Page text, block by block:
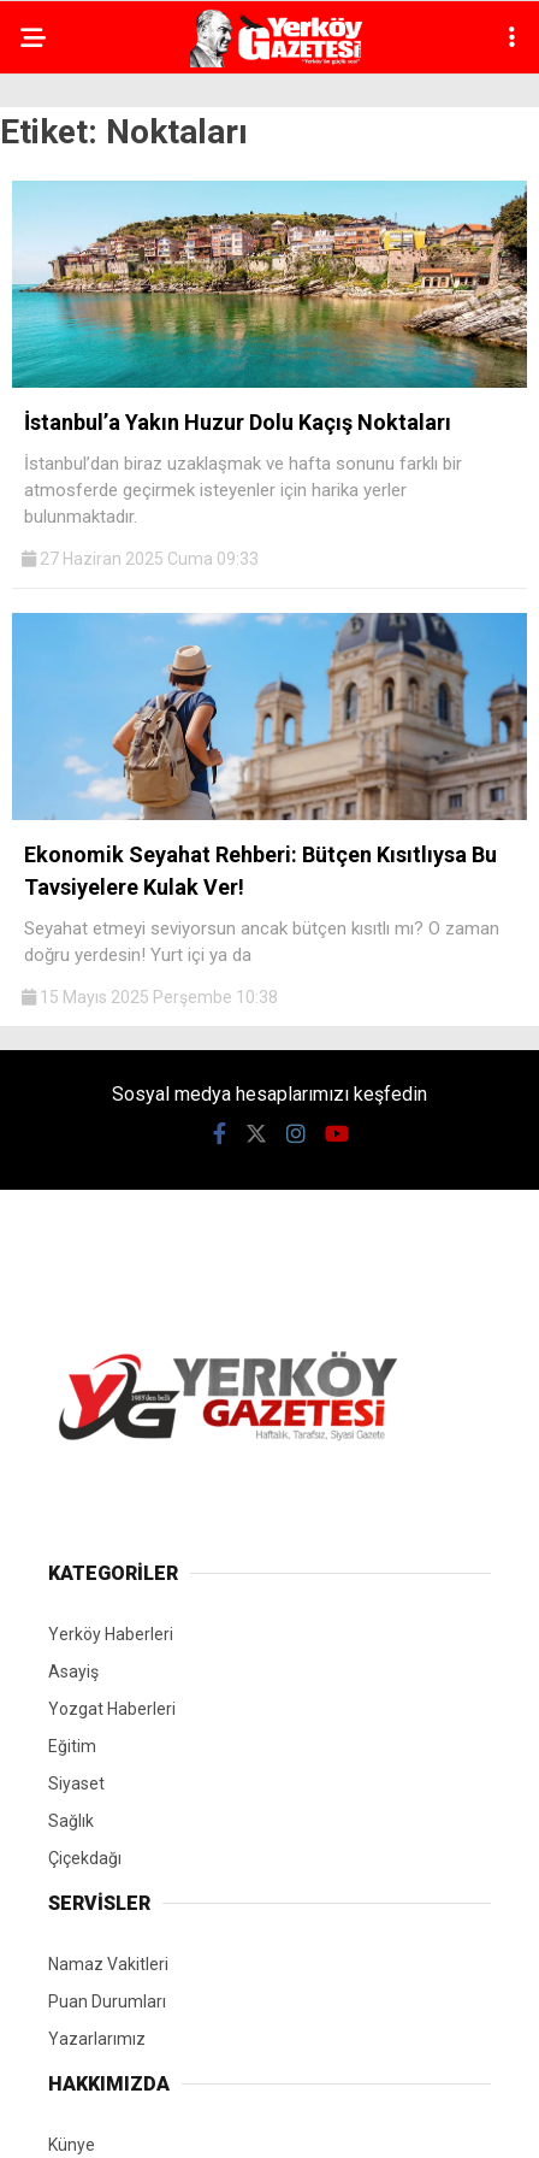
Etiket: Noktaları
İstanbul’a Yakın Huzur Dolu Kaçış Noktaları
İstanbul’dan biraz uzaklaşmak ve hafta sonunu farklı bir
atmosferde geçirmek isteyenler için harika yerler
bulunmaktadır.
27 Haziran 2025 Cuma 09:33
Ekonomik Seyahat Rehberi: Bütçen Kısıtlıysa Bu
Tavsiyelere Kulak Ver!
Seyahat etmeyi seviyorsun ancak bütçen kısıtlı mı? O zaman
doğru yerdesin! Yurt içi ya da
15 Mayıs 2025 Perşembe 10:38
Sosyal medya hesaplarımızı keşfedin
KATEGORİLER
Yerköy Haberleri
Asayiş
Yozgat Haberleri
Eğitim
Siyaset
Sağlık
Çiçekdağı
SERVİSLER
Namaz Vakitleri
Puan Durumları
Yazarlarımız
HAKKIMIZDA
Künye